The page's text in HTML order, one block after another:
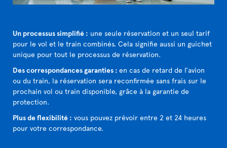
Un processus simplifié : une seule réservation et un seul tarif
pour le vol et le train combinés. Cela signifie aussi un guichet
unique pour tout le processus de réservation.
Des correspondances garanties : en cas de retard de l’avion
ou du train, la réservation sera reconfirmée sans frais sur le
prochain vol ou train disponible, grâce à la garantie de
protection.
Plus de flexibilité : vous pouvez prévoir entre 2 et 24 heures
pour votre correspondance.